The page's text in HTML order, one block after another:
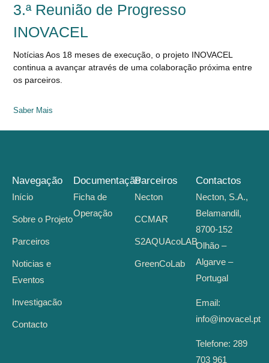
3.ª Reunião de Progresso
INOVACEL
Notícias Aos 18 meses de execução, o projeto INOVACEL
continua a avançar através de uma colaboração próxima entre
os parceiros.
Saber Mais
Navegação
Início
Sobre o Projeto
Parceiros
Noticias e
Eventos
Investigacão
Contacto
Documentação
Ficha de
Operação
Parceiros
Necton
CCMAR
S2AQUAcoLAB
GreenCoLab
Contactos
Necton, S.A.,
Belamandil,
8700-152
Olhão –
Algarve –
Portugal
Email:
info@inovacel.pt
Telefone: 289
703 961